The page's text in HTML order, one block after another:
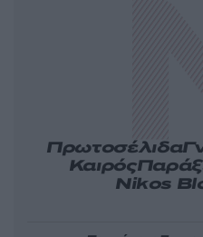
Πρωτοσέλιδα
Καιρός
Nikos